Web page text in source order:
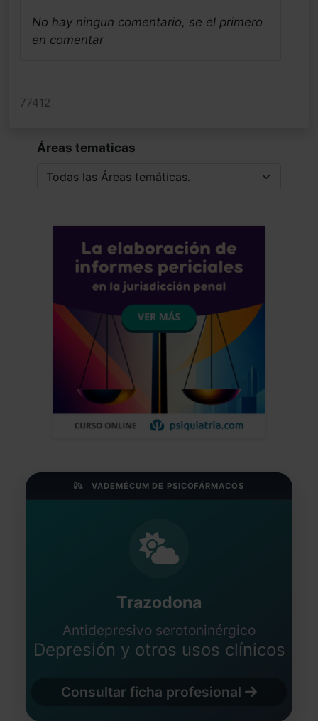
No hay ningun comentario, se el primero
en comentar
77412
Áreas tematicas
VADEMÉCUM DE PSICOFÁRMACOS
Trazodona
Antidepresivo serotoninérgico
Depresión y otros usos clínicos
Consultar ficha profesional